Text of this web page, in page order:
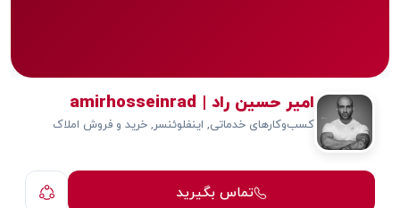
امیر حسین راد | amirhosseinrad
کسب‌وکارهای خدماتی, اینفلوئنسر, خرید و فروش املاک
تماس بگیرید